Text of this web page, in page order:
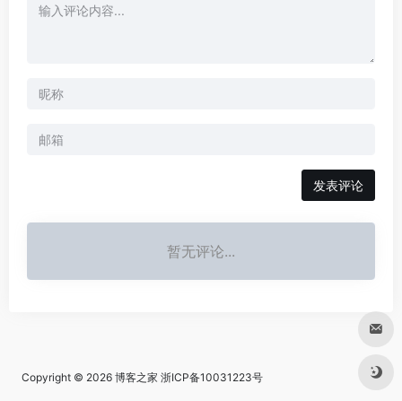
发表评论
暂无评论...
Copyright © 2026 博客之家 浙ICP备10031223号